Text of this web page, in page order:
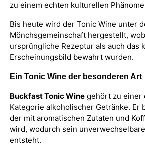
zu einem echten kulturellen
Bis heute wird der Tonic Wine unter
Mönchsgemeinschaft hergestellt,
ursprüngliche Rezeptur als auch das
Erscheinungsbild bewahrt wurden.
Ein Tonic Wine der besonderen Art
Buckfast Tonic Wine gehört zu einer
Kategorie alkoholischer Getränke. Er
der mit aromatischen Zutaten und
wird, wodurch sein
entsteht.